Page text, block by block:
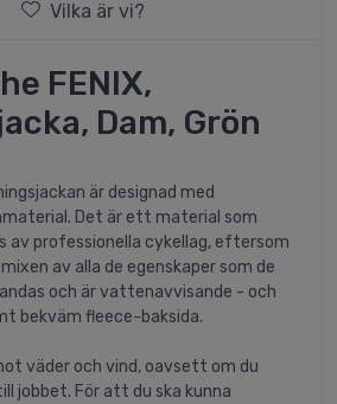
Vilka är vi?
FENIX,
Dam, Grön
är designad med
Det är ett material som
av professionella cykellag, eftersom
av alla de egenskaper som de
och är vattenavvisande - och
bekväm fleece-baksida.
väder och vind, oavsett om du
jobbet. För att du ska kunna